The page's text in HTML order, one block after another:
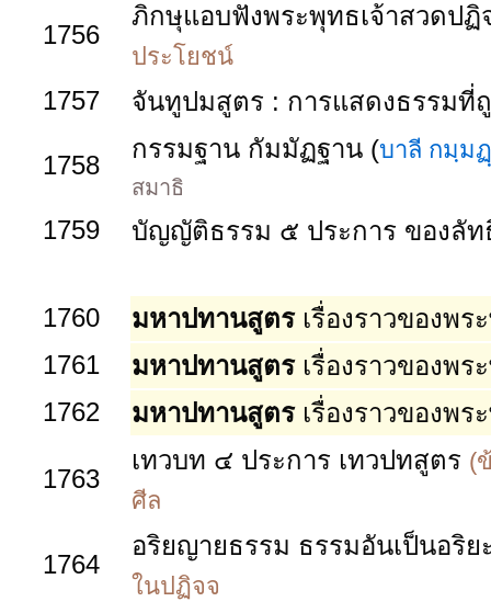
1756
ภิกษุแอบฟังพระพุทธเจ้าสวดปฏิ
ประโยชน์
1757 จันทูปมสูตร : การแสดงธรรมที่
1758
กรรมฐาน กัมมัฏฐาน (บาลี กมฺม
สมาธิ
1759 บัญญัติธรรม ๕ ประการ ของลัท
1760 มหาปทานสูตรเรื่องราวของพร
1761
มหาปทานสูตรเรื่องราวของพร
1762
มหาปทานสูตร เรื่องราวของพ
1763
เทวบท ๔ ประการ เทวปทสูตร (
ศีล
1764
อริยญายธรรม ธรรมอันเป็นอริ
ในปฏิจจ